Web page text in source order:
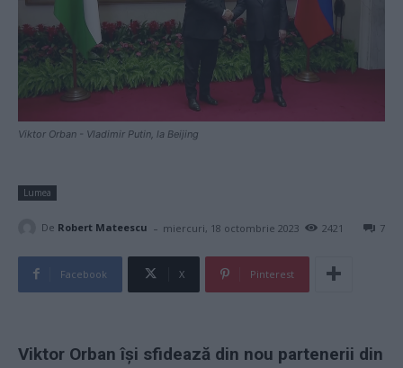
Viktor Orban - Vladimir Putin, la Beijing
Lumea
De Robert Mateescu - miercuri, 18 octombrie 2023 7
2421
Facebook X Pinterest
Viktor Orban își sfidează din nou partenerii din